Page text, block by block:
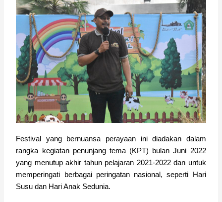
Festival yang bernuansa perayaan ini diadakan dalam
rangka kegiatan penunjang tema (KPT) bulan Juni 2022
yang menutup akhir tahun pelajaran 2021-2022 dan untuk
memperingati berbagai peringatan nasional, seperti Hari
Susu dan Hari Anak Sedunia.